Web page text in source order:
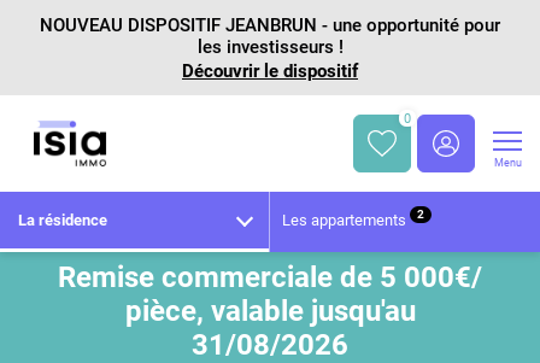
NOUVEAU DISPOSITIF JEANBRUN - une opportunité pour
les investisseurs !
Découvrir le dispositif
0
Menu
La résidence Les appartements 2
Remise commerciale de 5 000€/
pièce, valable jusqu'au
31/08/2026